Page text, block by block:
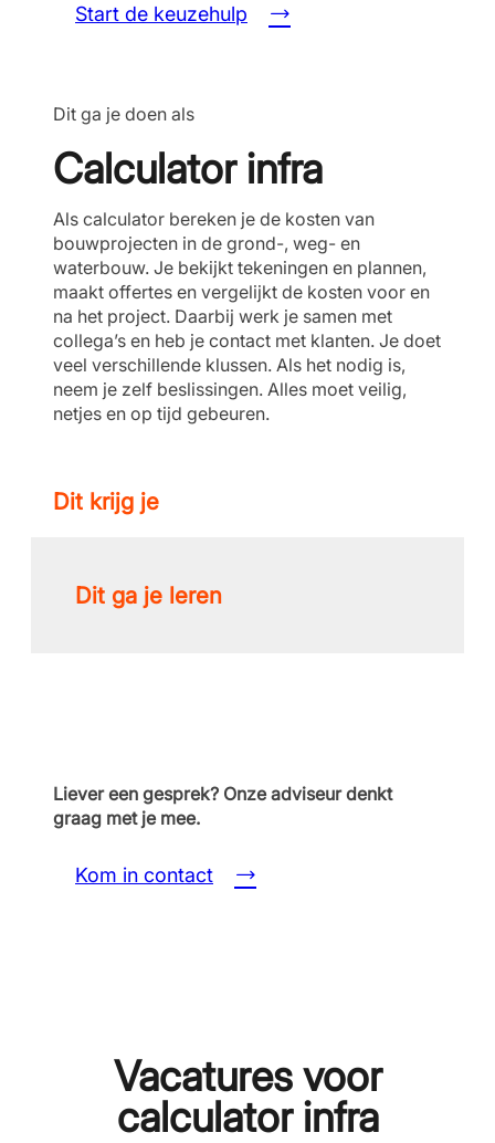
Dit ga je doen als
Calculator infra
Als calculator bereken je de kosten van
bouwprojecten in de grond-, weg- en
waterbouw. Je bekijkt tekeningen en plannen,
maakt offertes en vergelijkt de kosten voor en
na het project. Daarbij werk je samen met
collega’s en heb je contact met klanten. Je doet
veel verschillende klussen. Als het nodig is,
neem je zelf beslissingen. Alles moet veilig,
netjes en op tijd gebeuren.
Dit krijg je
Dit ga je leren
Start de keuzehulp
Liever een gesprek? Onze adviseur denkt
graag met je mee.
Kom in contact
Vacatures voor
calculator infra